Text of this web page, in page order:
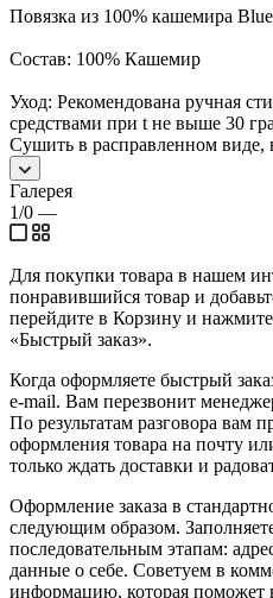
Повязка из 100% кашемира
Состав: 100% Кашемир
Уход: Рекомендована ручная
средствами при t не выше 30
Сушить в расправленном
Галерея
1/0 —
Для покупки товара в нашем
понравившийся товар и
перейдите в Корзину и
«Быстрый заказ».
Когда оформляете быстрый
e-mail. Вам перезвонит
По результатам разговора вам
оформления товара на почту
только ждать доставки и
Оформление заказа в
следующим образом.
последовательным этапам:
данные о себе. Советуем в
информацию, которая поможет